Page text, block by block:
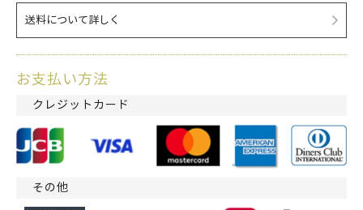
送料について詳しく
お支払い方法
クレジットカード
その他